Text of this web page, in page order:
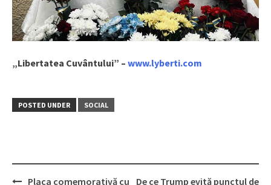
„Libertatea Cuvântului” – www.lyberti.com
POSTED UNDER SOCIAL
Placa comemorativă cu
De ce Trump evită punctul de